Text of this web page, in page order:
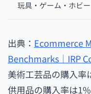
玩具・ゲーム・ホビー
出典： Ecommerce
Benchmarks｜IRP
美術工芸品の購入
供用品の購入率は